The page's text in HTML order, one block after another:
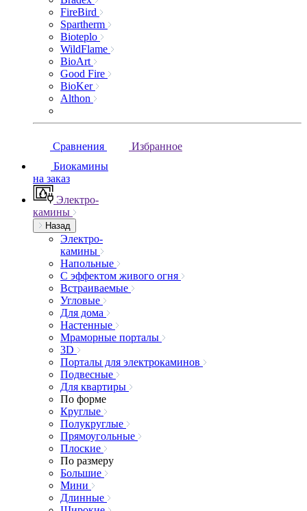
FireBird
Spartherm
Bioteplo
WildFlame
BioArt
Good Fire
BioKer
Althon
Сравнения
Избранное
Биокамины
на заказ
Электро-
камины
Назад
Электро-
камины
Напольные
С эффектом живого огня
Встраиваемые
Угловые
Для дома
Настенные
Мраморные порталы
3D
Порталы для электрокаминов
Подвесные
Для квартиры
По форме
Круглые
Полукруглые
Прямоугольные
Плоские
По размеру
Большие
Мини
Длинные